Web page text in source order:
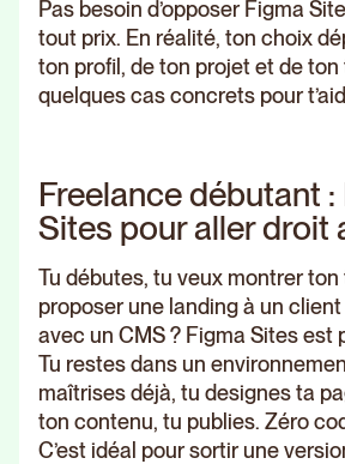
Pas besoin d’opposer Figma
tout prix. En réalité, ton choix
ton profil, de ton projet et de ton
quelques cas concrets pour
Freelance débutant :
Sites pour aller droit
Tu débutes, tu veux montrer ton
proposer une landing à un
avec un CMS ? Figma Sites est
Tu restes dans un
maîtrises déjà, tu designes ta
ton contenu, tu publies. Zéro
C’est idéal pour sortir une